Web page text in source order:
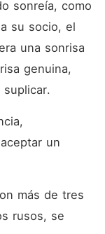
sonreía, como
su socio, el
una sonrisa
genuina,
un
más de tres
rusos, se